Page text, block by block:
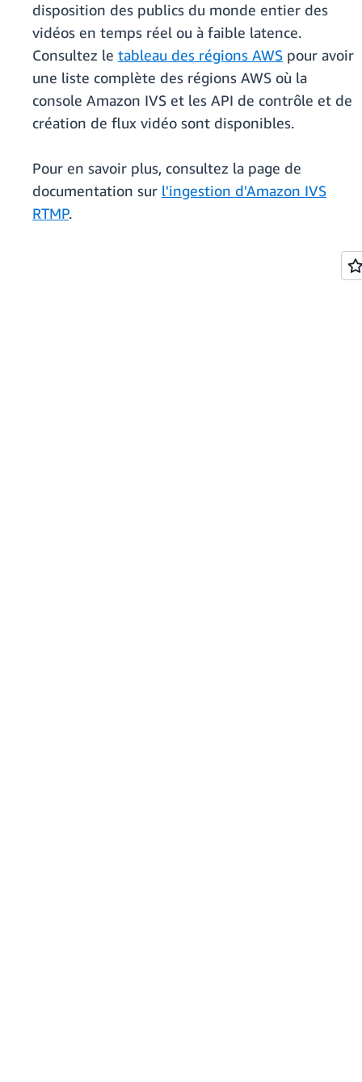
disposition des publics du monde entier des
vidéos en temps réel ou à faible latence.
Consultez le tableau des régions AWS pour avoir
une liste complète des régions AWS où la
console Amazon IVS et les API de contrôle et de
création de flux vidéo sont disponibles.
Pour en savoir plus, consultez la page de
documentation sur l'ingestion d'Amazon IVS
RTMP.